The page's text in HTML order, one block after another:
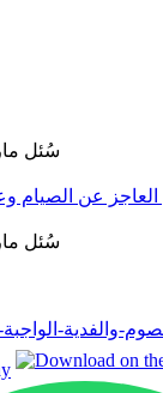
سُئل
سُئل
والفدية-